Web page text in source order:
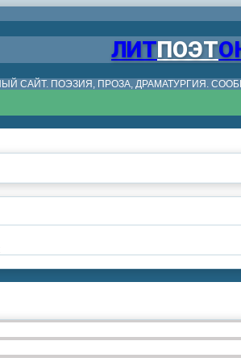
ЛИТПОЭТ
САЙТ. ПОЭЗИЯ, ПРОЗА, ДРАМАТУРГИЯ.